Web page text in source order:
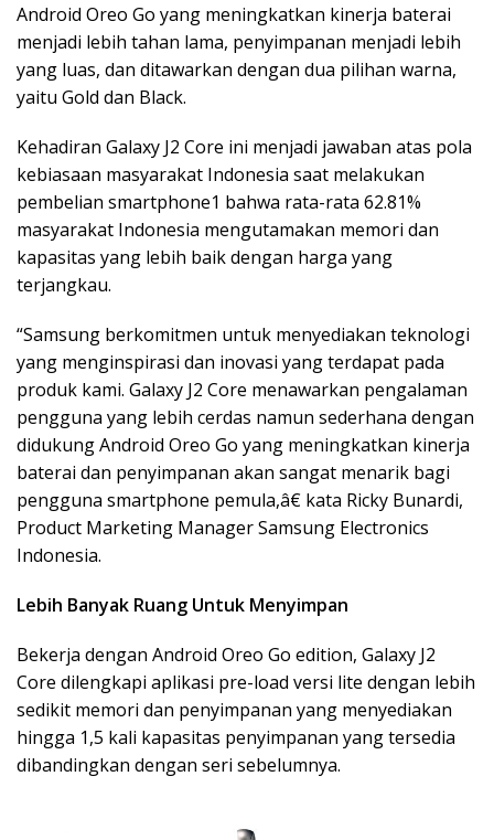
Android Oreo Go yang meningkatkan kinerja baterai
menjadi lebih tahan lama, penyimpanan menjadi lebih
yang luas, dan ditawarkan dengan dua pilihan warna,
yaitu Gold dan Black.
Kehadiran Galaxy J2 Core ini menjadi jawaban atas pola
kebiasaan masyarakat Indonesia saat melakukan
pembelian smartphone1 bahwa rata-rata 62.81%
masyarakat Indonesia mengutamakan memori dan
kapasitas yang lebih baik dengan harga yang
terjangkau.
“Samsung berkomitmen untuk menyediakan teknologi
yang menginspirasi dan inovasi yang terdapat pada
produk kami. Galaxy J2 Core menawarkan pengalaman
pengguna yang lebih cerdas namun sederhana dengan
didukung Android Oreo Go yang meningkatkan kinerja
baterai dan penyimpanan akan sangat menarik bagi
pengguna smartphone pemula,â€ kata Ricky Bunardi,
Product Marketing Manager Samsung Electronics
Indonesia.
Lebih Banyak Ruang Untuk Menyimpan
Bekerja dengan Android Oreo Go edition, Galaxy J2
Core dilengkapi aplikasi pre-load versi lite dengan lebih
sedikit memori dan penyimpanan yang menyediakan
hingga 1,5 kali kapasitas penyimpanan yang tersedia
dibandingkan dengan seri sebelumnya.